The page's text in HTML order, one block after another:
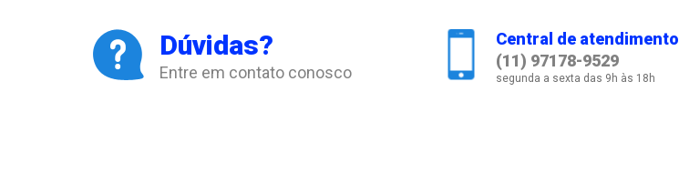
Dúvidas?
Entre em contato conosco
Central de atendimento
(11) 97178-9529
segunda a sexta das 9h às 18h